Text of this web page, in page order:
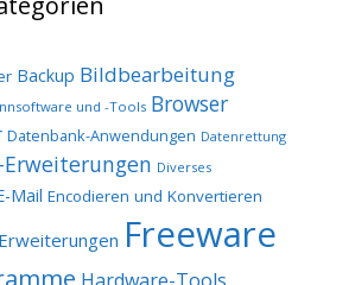
Backup Bildbearbeitung
und -Tools Browser
Datenbank-Anwendungen Datenrettung
Diverses
Mail Encodieren und Konvertieren
Freeware